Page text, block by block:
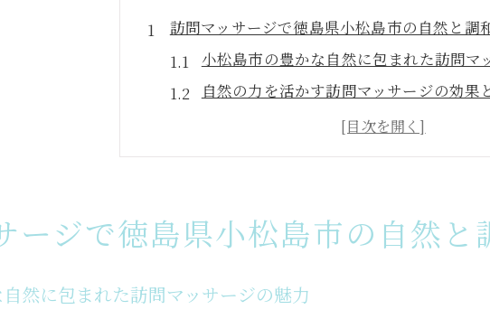
訪問マッサージで徳島県小松島市の自然と調
小松島市の豊かな自然に包まれた訪問マ
自然の力を活かす訪問マッサージの効果
自然環境がもたらす訪問マッサージのリ
徳島県小松島市の自然と訪問マッサージ
小松島市における訪問マッサージの自然
自宅で体験訪問マッサージの魅力と利便性
ージで徳島県小松島市の自然と
然に包まれた訪問マッサージの魅力